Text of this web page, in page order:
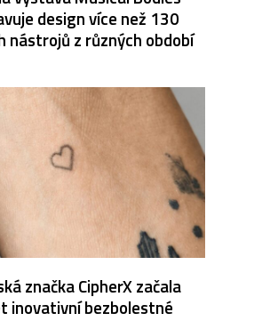
design více než 130
nástrojů z různých období
značka CipherX začala
inovativní bezbolestné